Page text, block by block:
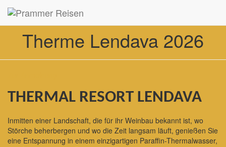
Therme Lendava 2026
THERMAL RESORT LENDAVA
Inmitten einer Landschaft, die für ihr Weinbau bekannt ist, wo
Störche beherbergen und wo die Zeit langsam läuft, genießen Sie
eine Entspannung in einem einzigartigen Paraffin-Thermalwasser,